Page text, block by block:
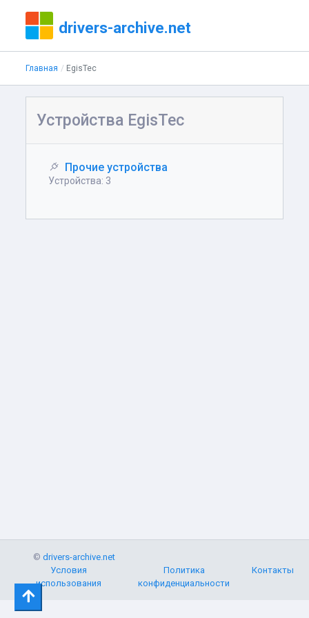
drivers-archive.net
Главная EgisTec
Устройства EgisTec
Прочие устройства
Устройства: 3
©drivers-archive.net
Условия
использования
Политика
конфиденциальности
Контакты